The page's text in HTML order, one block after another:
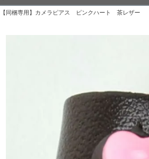
【同梱専用】カメラピアス ピンクハート 茶レザー